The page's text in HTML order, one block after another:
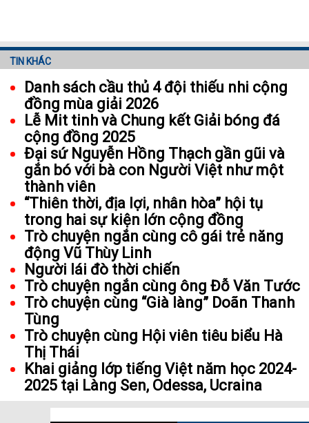
TIN KHÁC
Danh sách cầu thủ 4 đội thiếu nhi cộng
đồng mùa giải 2026
Lễ Mit tinh và Chung kết Giải bóng đá
cộng đồng 2025
Đại sứ Nguyễn Hồng Thạch gần gũi và
gắn bó với bà con Người Việt như một
thành viên
“Thiên thời, địa lợi, nhân hòa” hội tụ
trong hai sự kiện lớn cộng đồng
Trò chuyện ngắn cùng cô gái trẻ năng
động Vũ Thùy Linh
Người lái đò thời chiến
Trò chuyện ngắn cùng ông Đỗ Văn Tước
Trò chuyện cùng “Già làng” Doãn Thanh
Tùng
Trò chuyện cùng Hội viên tiêu biểu Hà
Thị Thái
Khai giảng lớp tiếng Việt năm học 2024-
2025 tại Làng Sen, Odessa, Ucraina